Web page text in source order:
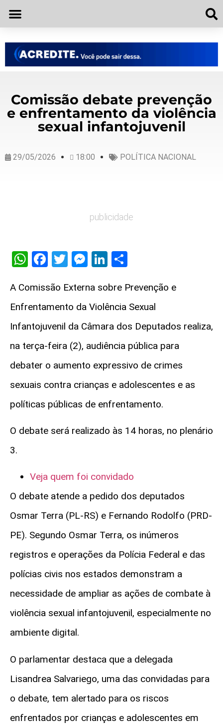
Comissão debate prevenção
e enfrentamento da violência
sexual infantojuvenil
29/05/2026 18:00 POLÍTICA NACIONAL
publicidade
WhatsApp
Facebook
Twitter
Messenger
LinkedIn
A Comissão Externa sobre Prevenção e
Enfrentamento da Violência Sexual
Infantojuvenil da Câmara dos Deputados realiza,
na terça-feira (2), audiência pública para
debater o aumento expressivo de crimes
sexuais contra crianças e adolescentes e as
políticas públicas de enfrentamento.
O debate será realizado às 14 horas, no plenário
3.
Veja quem foi convidado
O debate atende a pedido dos deputados
Osmar Terra (PL-RS) e Fernando Rodolfo (PRD-
PE). Segundo Osmar Terra, os inúmeros
registros e operações da Polícia Federal e das
polícias civis nos estados demonstram a
necessidade de ampliar as ações de combate à
violência sexual infantojuvenil, especialmente no
ambiente digital.
O parlamentar destaca que a delegada
Lisandrea Salvariego, uma das convidadas para
o debate, tem alertado para os riscos
enfrentados por crianças e adolescentes em